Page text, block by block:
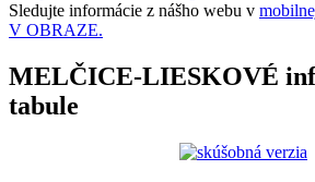
Sledujte informácie z nášho webu v
V OBRAZE.
MELČICE-LIESKOVÉ
tabule